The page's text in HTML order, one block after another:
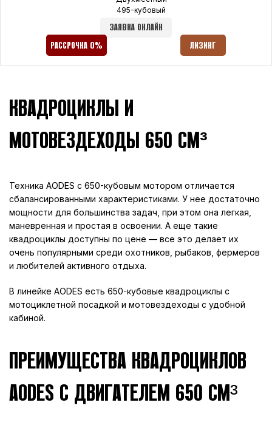
495-кубовый
ЗАЯВКА ОНЛАЙН
РАССРОЧКА 0% ЛИЗИНГ
КВАДРОЦИКЛЫ И
МОТОВЕЗДЕХОДЫ 650 СМ³
Техника AODES с 650-кубовым мотором отличается
сбалансированными характеристиками. У нее достаточно
мощности для большинства задач, при этом она легкая,
маневренная и простая в освоении. А еще такие
квадроциклы доступны по цене — все это делает их
очень популярными среди охотников, рыбаков, фермеров
и любителей активного отдыха.
В линейке AODES есть 650-кубовые квадроциклы с
мотоциклетной посадкой и мотовездеходы с удобной
кабиной.
ПРЕИМУЩЕСТВА КВАДРОЦИКЛОВ
AODES С ДВИГАТЕЛЕМ 650 СМ³